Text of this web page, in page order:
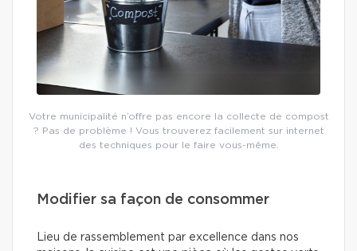
Votre municipalité n’offre pas encore la collecte de compost
? Pas de problème ! Vous trouverez facilement sur internet
des techniques pour le faire vous-même.
Modifier sa façon de consommer
Lieu de rassemblement par excellence dans nos